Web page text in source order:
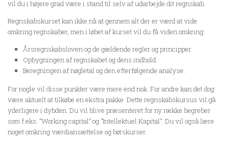
vil du i højere grad være i stand til selv af udarbejde dit regnskab.
Regnskabskurset kan ikke nå at gennem alt der er værd at vide
omkring regnskaber, men i løbet af kurset vil du få viden omkring:
Årsregnskabsloven og de gældende regler og principper.
Opbygningen af regnskabet og dens indhold.
Beregningen af nøgletal og den efterfølgende analyse.
For nogle vil disse punkter være mere end nok. For andre kan det dog
være aktuelt at tilkøbe en ekstra pakke. Dette regnskabskursus vil gå
yderligere i dybden. Du vil blive præsenteret for ny række begreber
som f.eks. ”Working capital” og ”Intellektuel Kapital”. Du vil også lære
noget omkring værdiansættelse og børskurser.